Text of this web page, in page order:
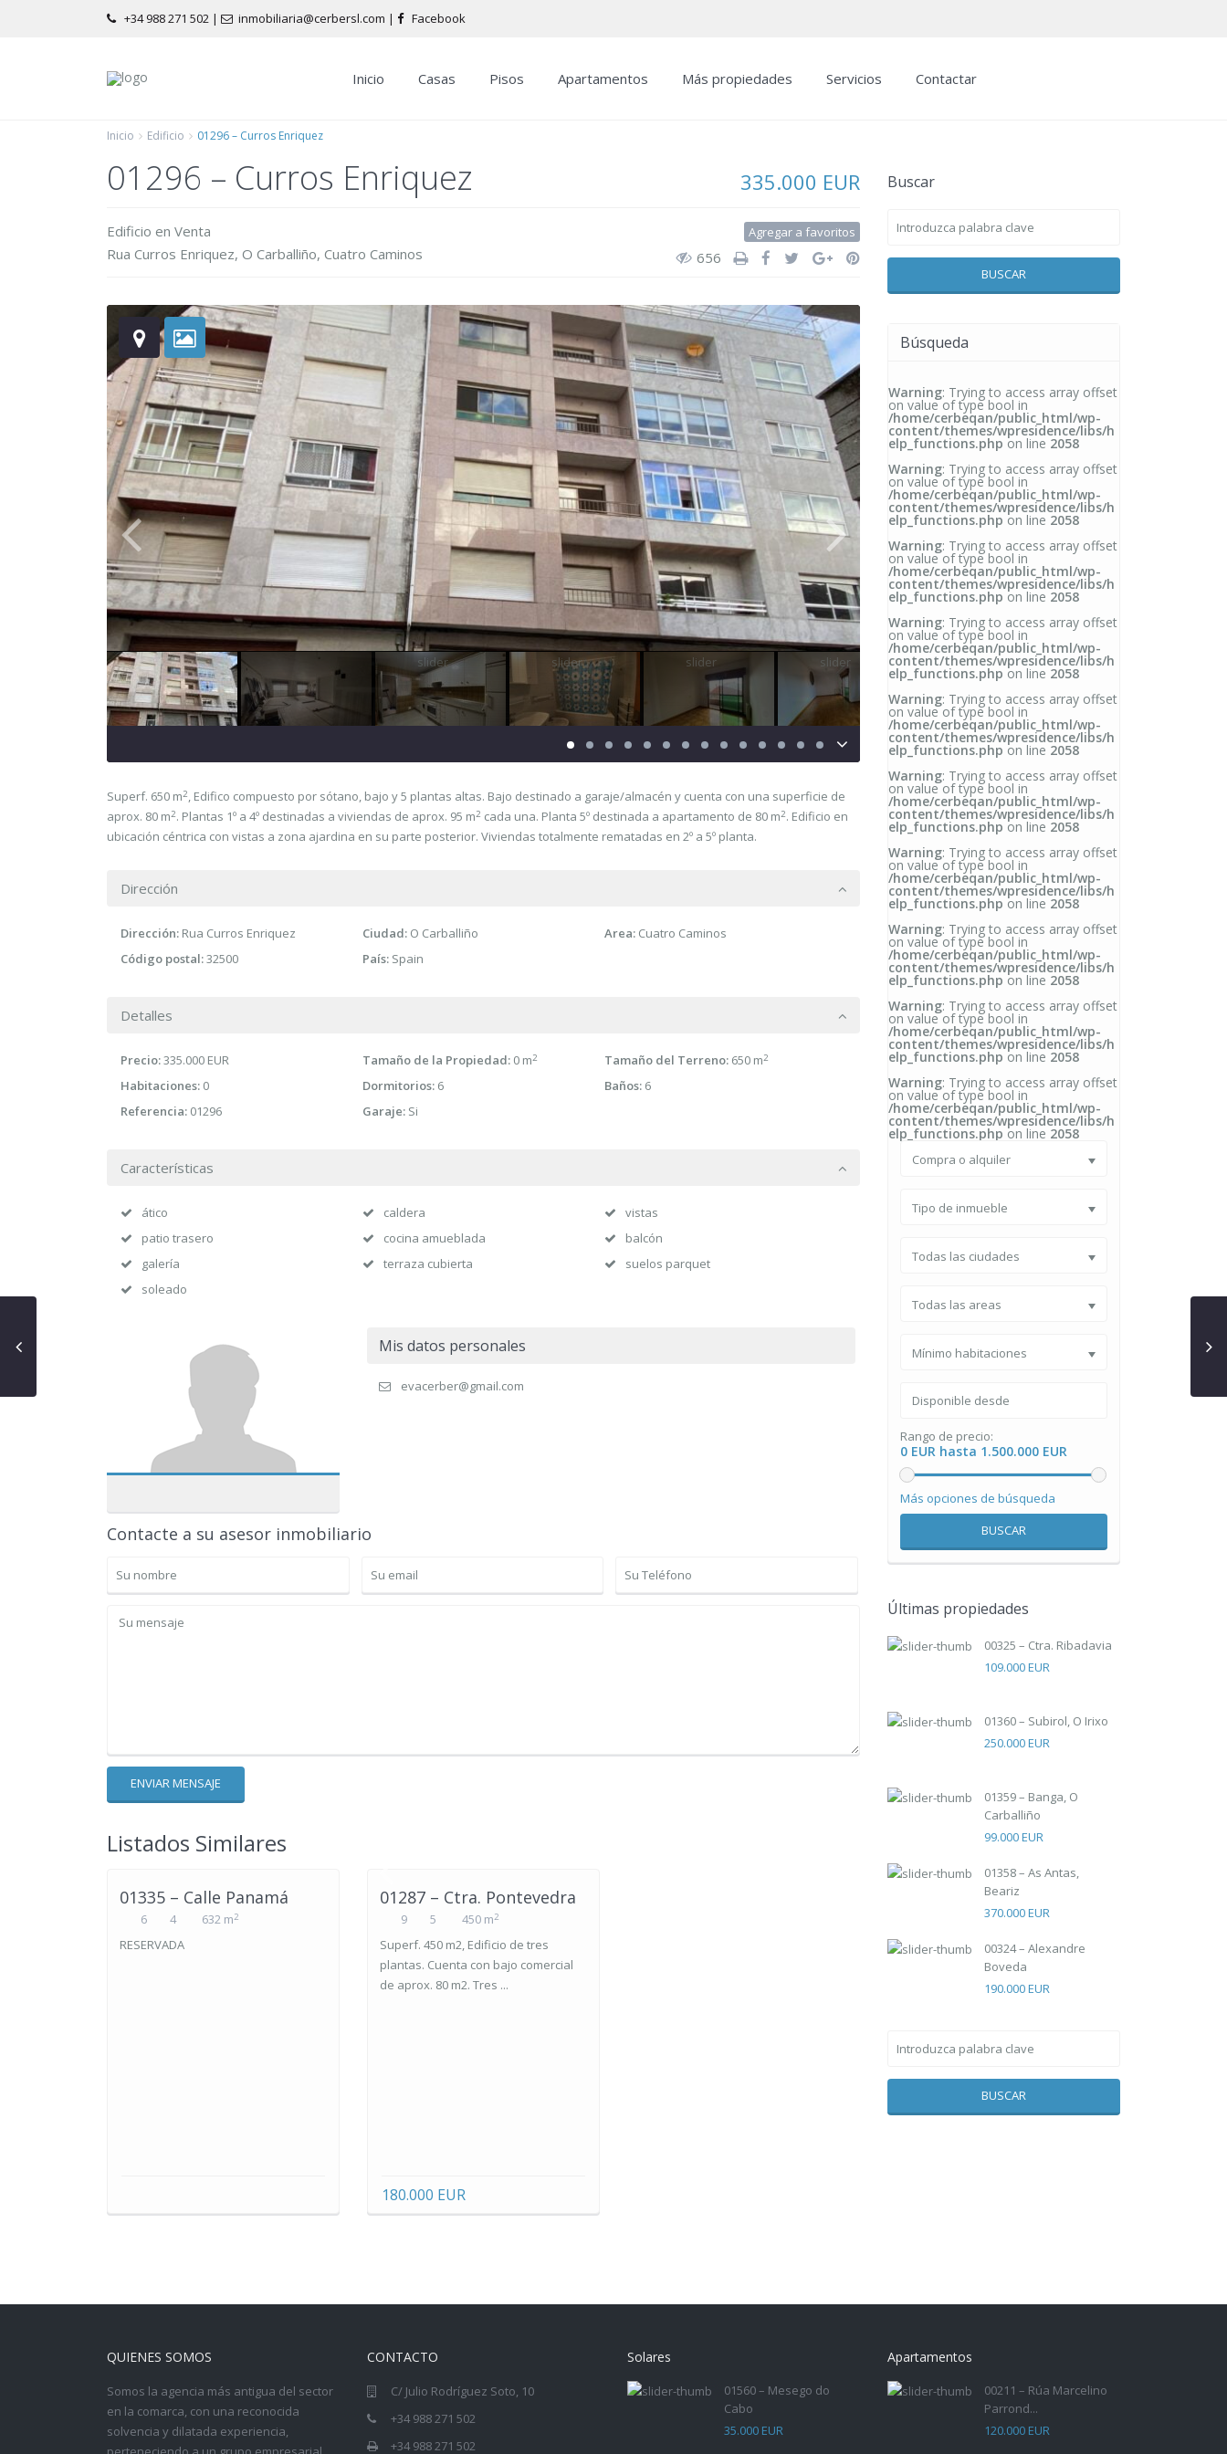
+34 988 271 502 | inmobiliaria@cerbersl.com | Facebook
Inicio Casas Pisos Apartamentos Más propiedades Servicios Contactar
Inicio Edificio 01296 – Curros Enriquez
01296 – Curros Enriquez 335.000 EUR
Edificio en Venta
Rua Curros Enriquez, O Carballiño, Cuatro Caminos
Agregar a favoritos
656
Superf. 650 m2, Edifico compuesto por sótano, bajo y 5 plantas altas. Bajo destinado a garaje/almacén y cuenta con una superficie de
aprox. 80 m2. Plantas 1º a 4º destinadas a viviendas de aprox. 95 m2 cada una. Planta 5º destinada a apartamento de 80 m2. Edificio en
ubicación céntrica con vistas a zona ajardina en su parte posterior. Viviendas totalmente rematadas en 2º a 5º planta.
Dirección
Dirección: Rua Curros Enriquez Ciudad: O Carballiño Area: Cuatro Caminos
Código postal:32500 País:Spain
Detalles
Precio:335.000 EUR Tamaño de la Propiedad:0 m2 Tamaño del Terreno:650 m2
Habitaciones: 0 Dormitorios:6 Baños:6
Referencia: 01296 Garaje:Si
Características
ático caldera
vistas
patio trasero
cocina amueblada
balcón
galería
terraza cubierta
suelos parquet
soleado
Mis datos personales
evacerber@gmail.com
Contacte a su asesor inmobiliario
Listados Similares
01335 – Calle Panamá
6 4 632 m2
RESERVADA
01287 – Ctra. Pontevedra
9 5 450 m2
Superf. 450 m2, Edificio de tres
plantas. Cuenta con bajo comercial
de aprox. 80 m2. Tres ...
180.000 EUR
Buscar
BUSCAR
Búsqueda
Warning: Trying to access array offset
on value of type bool in
/home/cerbeqan/public_html/wp-
content/themes/wpresidence/libs/h
elp_functions.php on line 2058
Warning: Trying to access array offset
on value of type bool in
/home/cerbeqan/public_html/wp-
content/themes/wpresidence/libs/h
elp_functions.php on line 2058
Warning: Trying to access array offset
on value of type bool in
/home/cerbeqan/public_html/wp-
content/themes/wpresidence/libs/h
elp_functions.php on line 2058
Warning: Trying to access array offset
on value of type bool in
/home/cerbeqan/public_html/wp-
content/themes/wpresidence/libs/h
elp_functions.php on line 2058
Warning: Trying to access array offset
on value of type bool in
/home/cerbeqan/public_html/wp-
content/themes/wpresidence/libs/h
elp_functions.php on line 2058
Warning: Trying to access array offset
on value of type bool in
/home/cerbeqan/public_html/wp-
content/themes/wpresidence/libs/h
elp_functions.php on line 2058
Warning: Trying to access array offset
on value of type bool in
/home/cerbeqan/public_html/wp-
content/themes/wpresidence/libs/h
elp_functions.php on line 2058
Warning: Trying to access array offset
on value of type bool in
/home/cerbeqan/public_html/wp-
content/themes/wpresidence/libs/h
elp_functions.php on line 2058
Warning: Trying to access array offset
on value of type bool in
/home/cerbeqan/public_html/wp-
content/themes/wpresidence/libs/h
elp_functions.php on line 2058
Warning: Trying to access array offset
on value of type bool in
/home/cerbeqan/public_html/wp-
content/themes/wpresidence/libs/h
elp_functions.php on line 2058
Compra o alquiler
Tipo de inmueble
Todas las ciudades
Todas las areas
Mínimo habitaciones
Rango de precio:
0 EUR hasta 1.500.000 EUR
Más opciones de búsqueda
BUSCAR
Últimas propiedades
00325 – Ctra. Ribadavia
109.000 EUR
01360 – Subirol, O Irixo
250.000 EUR
01359 – Banga, O
Carballiño
99.000 EUR
01358 – As Antas,
Beariz
370.000 EUR
00324 – Alexandre
Boveda
190.000 EUR
BUSCAR
QUIENES SOMOS
Somos la agencia más antigua del sector
en la comarca, con una reconocida
solvencia y dilatada experiencia,
CONTACTO
C/ Julio Rodríguez Soto, 10
+34 988 271 502
+34 988 271 502
Solares
01560 – Mesego do
Cabo
35.000 EUR
Apartamentos
00211 – Rúa Marcelino
Parrond...
120.000 EUR